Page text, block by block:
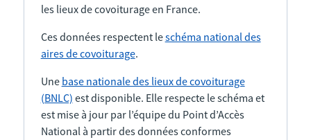
les lieux de covoiturage en France.
Ces données respectent leschéma national des
aires de covoiturage.
Une base nationale des lieux de covoiturage
(BNLC) est disponible. Elle respecte le schéma et
est mise à jour par l’équipe du Point d’Accès
National à partir des données conformes